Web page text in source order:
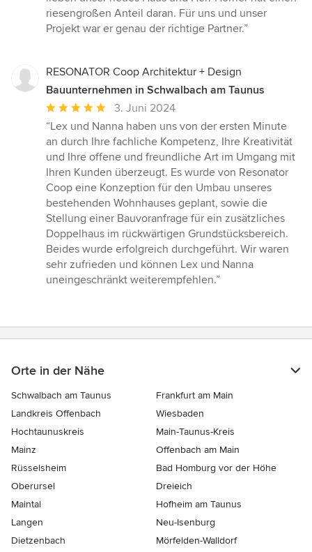
riesengroßen Anteil daran. Für uns und unser
Projekt war er genau der richtige Partner.”
RESONATOR Coop Architektur + Design
Bauunternehmen in Schwalbach am Taunus
Durchschnittliche
Bewertung:
5
von
5
Sternen
3. Juni 2024
“Lex und Nanna haben uns von der ersten Minute
an durch Ihre fachliche Kompetenz, Ihre Kreativität
und Ihre offene und freundliche Art im Umgang mit
Ihren Kunden überzeugt. Es wurde von Resonator
Coop eine Konzeption für den Umbau unseres
bestehenden Wohnhauses geplant, sowie die
Stellung einer Bauvoranfrage für ein zusätzliches
Doppelhaus im rückwärtigen Grundstücksbereich.
Beides wurde erfolgreich durchgeführt. Wir waren
sehr zufrieden und können Lex und Nanna
uneingeschränkt weiterempfehlen.”
Orte in der Nähe
Schwalbach am Taunus
Frankfurt am Main
Landkreis Offenbach
Wiesbaden
Hochtaunuskreis
Main-Taunus-Kreis
Mainz
Offenbach am Main
Rüsselsheim
Bad Homburg vor der Höhe
Oberursel
Dreieich
Maintal
Hofheim am Taunus
Langen
Neu-Isenburg
Dietzenbach
Mörfelden-Walldorf